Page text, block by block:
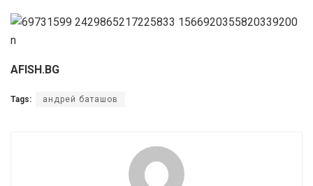
AFISH.BG
Tags: андрей баташов